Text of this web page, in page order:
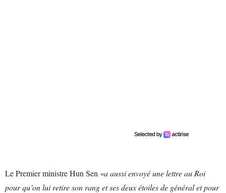
Le Premier ministre Hun Sen «a aussi envoyé une lettre au Roi
pour qu’on lui retire son rang et ses deux étoiles de général et pour